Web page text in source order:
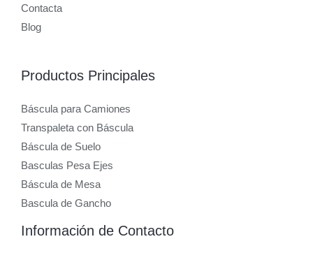
Contacta
Blog
Productos Principales
Báscula para Camiones
Transpaleta con Báscula
Báscula de Suelo
Basculas Pesa Ejes
Báscula de Mesa
Bascula de Gancho
Información de Contacto